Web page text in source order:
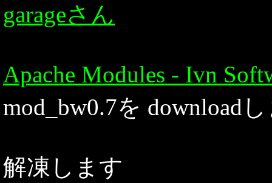
garageさん
Apache Modules - Ivn
mod_bw0.7を download
解凍します